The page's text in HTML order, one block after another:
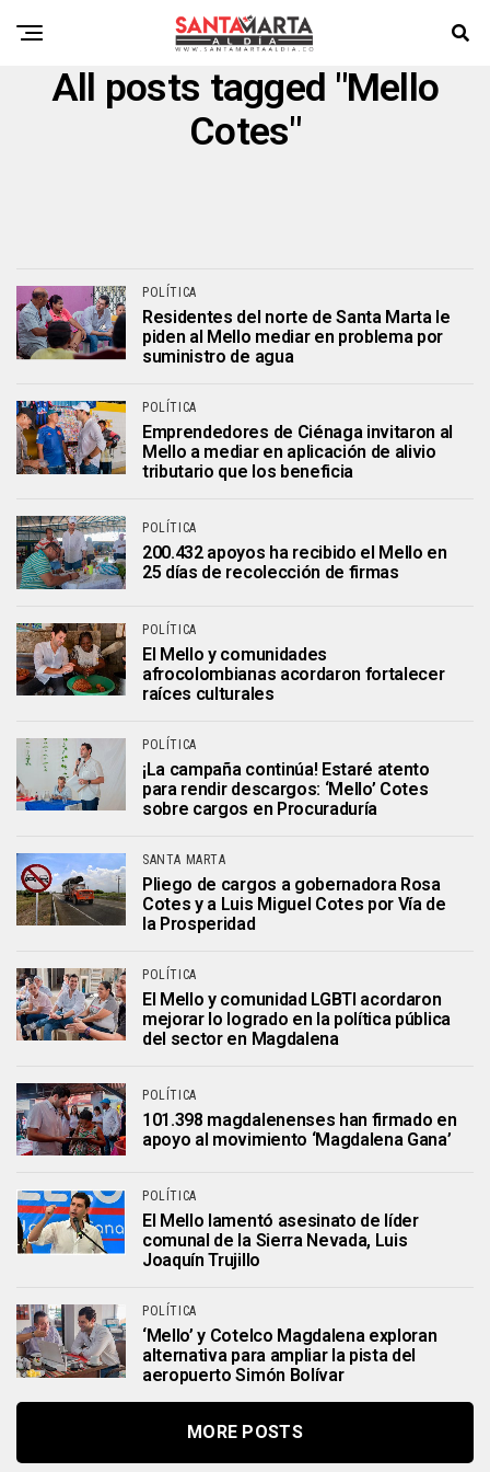
All posts tagged "Mello
Cotes"
POLÍTICA
Residentes del norte de Santa Marta le
piden al Mello mediar en problema por
suministro de agua
POLÍTICA
Emprendedores de Ciénaga invitaron al
Mello a mediar en aplicación de alivio
tributario que los beneficia
POLÍTICA
200.432 apoyos ha recibido el Mello en
25 días de recolección de firmas
POLÍTICA
El Mello y comunidades
afrocolombianas acordaron fortalecer
raíces culturales
POLÍTICA
¡La campaña continúa! Estaré atento
para rendir descargos: ‘Mello’ Cotes
sobre cargos en Procuraduría
SANTA MARTA
Pliego de cargos a gobernadora Rosa
Cotes y a Luis Miguel Cotes por Vía de
la Prosperidad
POLÍTICA
El Mello y comunidad LGBTI acordaron
mejorar lo logrado en la política pública
del sector en Magdalena
POLÍTICA
101.398 magdalenenses han firmado en
apoyo al movimiento ‘Magdalena Gana’
POLÍTICA
El Mello lamentó asesinato de líder
comunal de la Sierra Nevada, Luis
Joaquín Trujillo
POLÍTICA
‘Mello’ y Cotelco Magdalena exploran
alternativa para ampliar la pista del
aeropuerto Simón Bolívar
MORE POSTS